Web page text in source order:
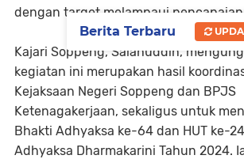
dengan target melampaui
Kajari Soppeng, Salahuddin,
kegiatan ini merupakan hasil
Kejaksaan Negeri Soppeng dan BPJS
Ketenagakerjaan, sekaligus untuk
Bhakti Adhyaksa ke-64 dan HUT ke-
Adhyaksa Dharmakarini Tahun 2024.
Berita Terbaru